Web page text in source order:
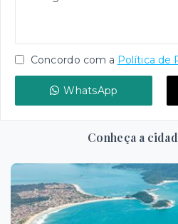
Concordo com a Política de
WhatsApp
Conheça a